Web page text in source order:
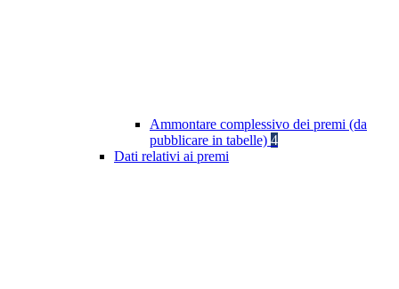
Ammontare complessivo dei premi (da
pubblicare in tabelle) 4
Dati relativi ai premi